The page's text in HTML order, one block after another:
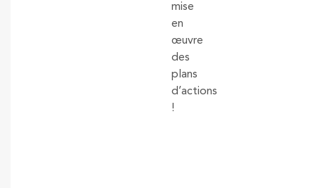
mise
en
œuvre
des
plans
d’actions
!